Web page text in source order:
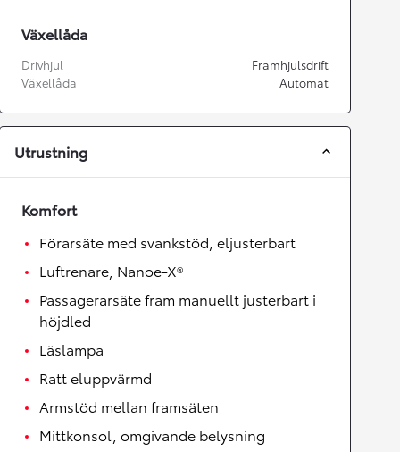
Växellåda
Drivhjul
Framhjulsdrift
Växellåda
Automat
Utrustning
Komfort
Förarsäte med svankstöd, eljusterbart
Luftrenare, Nanoe-X®
Passagerarsäte fram manuellt justerbart i
höjdled
Läslampa
Ratt eluppvärmd
Armstöd mellan framsäten
Mittkonsol, omgivande belysning